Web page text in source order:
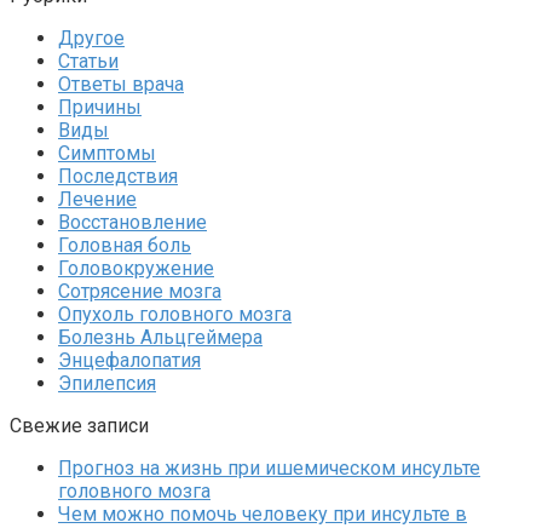
Другое
Статьи
Ответы врача
Причины
Виды
Симптомы
Последствия
Лечение
Восстановление
Головная боль
Головокружение
Сотрясение мозга
Опухоль головного мозга
Болезнь Альцгеймера
Энцефалопатия
Эпилепсия
Свежие записи
Прогноз на жизнь при ишемическом инсульте
головного мозга
Чем можно помочь человеку при инсульте в